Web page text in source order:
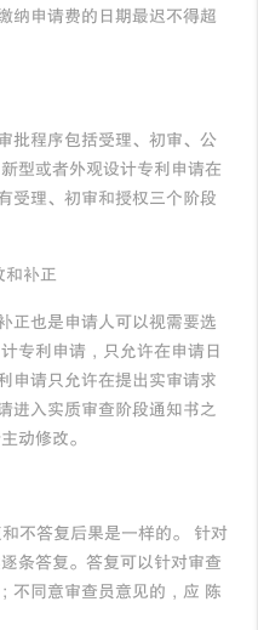
纳申请费的日期最迟不得超
程序包括受理、初审、公
型或者外观设计专利申请在
受理、初审和授权三个阶段
补正
也是申请人可以视需要选
专利申请，只允许在申请日
申请只允许在提出实审请求
进入实质审查阶段通知书之
动修改。
不答复后果是一样的。 针对
条答复。答复可以针对审查
不同意审查员意见的，应 陈